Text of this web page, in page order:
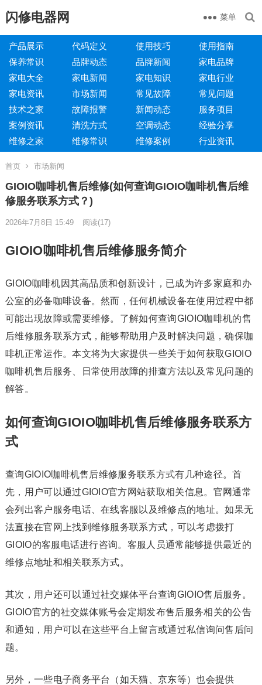
闪修电器网 菜单
产品展示 代码定义 使用技巧
使用指南
保养常识
品牌动态 品牌新闻
家电品牌
家电大全
家电新闻 家电知识
家电行业
家电资讯
市场新闻 常见故障
常见问题
技术之家
故障报警 新闻动态
服务项目
案例资讯
清洗方式 空调动态
经验分享
维修之家
维修常识 维修案例 行业资讯
首页 市场新闻
GIOIO咖啡机售后维修(如何查询GIOIO咖啡机售后维
修服务联系方式？)
2026年7月8日 15:49 阅读(17)
GIOIO咖啡机售后维修服务简介
GIOIO咖啡机因其高品质和创新设计，已成为许多家庭和办
公室的必备咖啡设备。然而，任何机械设备在使用过程中都
可能出现故障或需要维修。了解如何查询GIOIO咖啡机的售
后维修服务联系方式，能够帮助用户及时解决问题，确保咖
啡机正常运作。本文将为大家提供一些关于如何获取GIOIO
咖啡机售后服务、日常使用故障的排查方法以及常见问题的
解答。
如何查询GIOIO咖啡机售后维修服务联系方
式
查询GIOIO咖啡机售后维修服务联系方式有几种途径。首
先，用户可以通过GIOIO官方网站获取相关信息。官网通常
会列出客户服务电话、在线客服以及维修点的地址。如果无
法直接在官网上找到维修服务联系方式，可以考虑拨打
GIOIO的客服电话进行咨询。客服人员通常能够提供最近的
维修点地址和相关联系方式。
其次，用户还可以通过社交媒体平台查询GIOIO售后服务。
GIOIO官方的社交媒体账号会定期发布售后服务相关的公告
和通知，用户可以在这些平台上留言或通过私信询问售后问
题。
另外，一些电子商务平台（如天猫、京东等）也会提供